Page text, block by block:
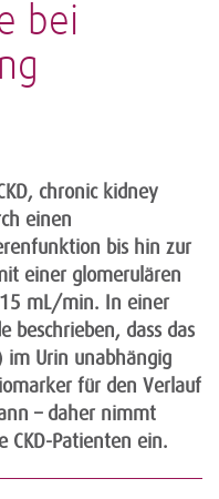
bei
chronic kidney
einen
bis hin zur
einer glomerulären
mL/min. In einer
beschrieben, dass das
im Urin unabhängig
für den Verlauf
– daher nimmt
CKD-Patienten ein.